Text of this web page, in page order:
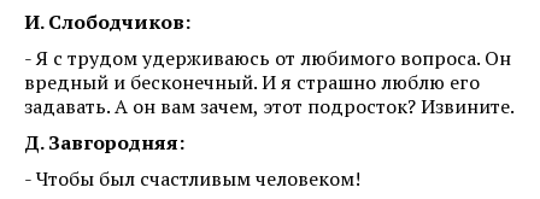
И. Слободчиков:
- Я с трудом удерживаюсь от любимого вопроса. Он
вредный и бесконечный. И я страшно люблю его
задавать. А он вам зачем, этот подросток? Извините.
Д. Завгородняя:
- Чтобы был счастливым человеком!